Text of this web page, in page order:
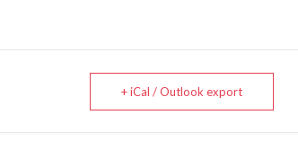
+ iCal / Outlook export